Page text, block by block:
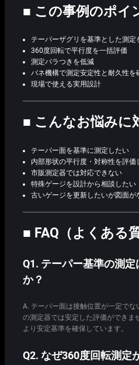
■ この事例のポイ
テーパーザグリを基準とした測定
360度回転で平行度を一括評価
測定バラつきを低減
バネ機構で測定安定性と耐久性を
現場で使える実用設計
■ こんなお悩みに
テーパー面を基準に測定したい
内部形状の平行度・対称性を評価
市販測定器では対応できない
特殊ゲージを設計から相談したい
古いゲージを更新したいが図面が
■ FAQ（よくある質
Q1. テーパー基準の測
か？
A. テーパー面は接触位置が一定で
の測定器では安定した評価ができま
より安定基準を確保しています。
Q2. なぜ360度回転測定